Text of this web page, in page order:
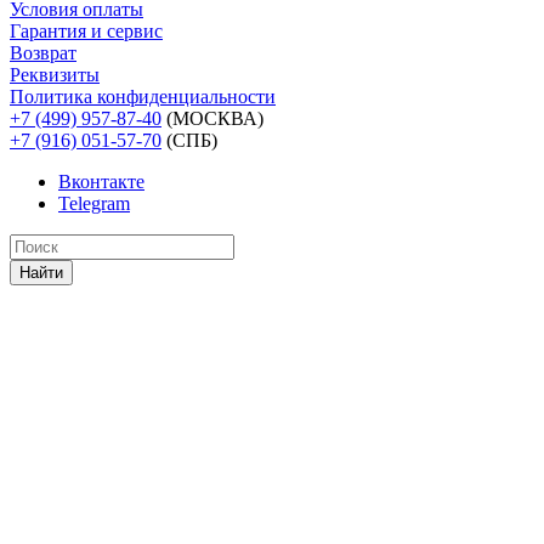
Условия оплаты
Гарантия и сервис
Возврат
Реквизиты
Политика конфиденциальности
+7 (499) 957-87-40 (МОСКВА)
+7 (916) 051-57-70 (СПБ)
Вконтакте
Telegram
Найти